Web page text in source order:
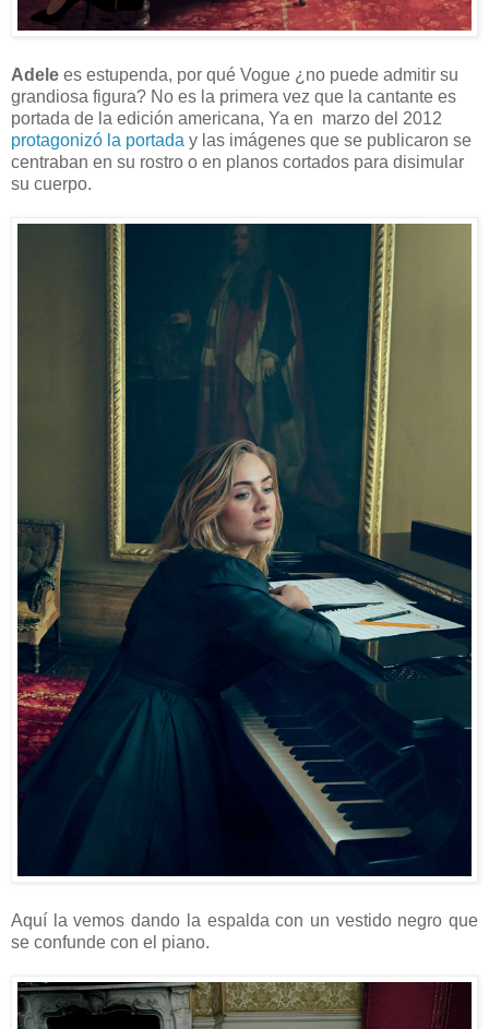
Adele es estupenda, por qué Vogue ¿no puede admitir su
grandiosa figura? No es la primera vez que la cantante es
portada de la edición americana, Ya en marzo del 2012
protagonizó la portada y las imágenes que se publicaron se
centraban en su rostro o en planos cortados para disimular
su cuerpo.
Aquí la vemos dando la espalda con un vestido negro que
se confunde con el piano.